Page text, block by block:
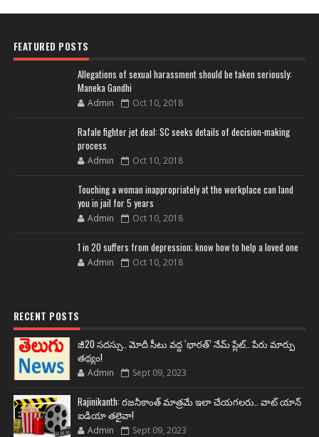
FEATURED POSTS
Allegations of sexual harassment should be taken seriously:
Maneka Gandhi
Admin Oct 10, 2018
Rafale fighter jet deal: SC seeks details of decision-making
process
Admin Oct 10, 2018
Touching a woman inappropriately at the workplace can land
you in jail for 5 years
Admin Oct 10, 2018
1 in 20 suffers from depression; know how to help a loved one
Admin Oct 10, 2018
RECENT POSTS
జీ20 సదస్సు.. మోదీ సీటు వద్ద ‘భారత్’ నేమ్ ప్లేట్‌.. పేరు మార్పు
తథ్యం!
Admin Sept 09, 2023
Rajinikanth: రజనీకాంత్ మాత్రమే ఇలా చేయగలరు.. వాట్ యాన్
ఐడియా తలైవా!
Admin Sept 09, 2023